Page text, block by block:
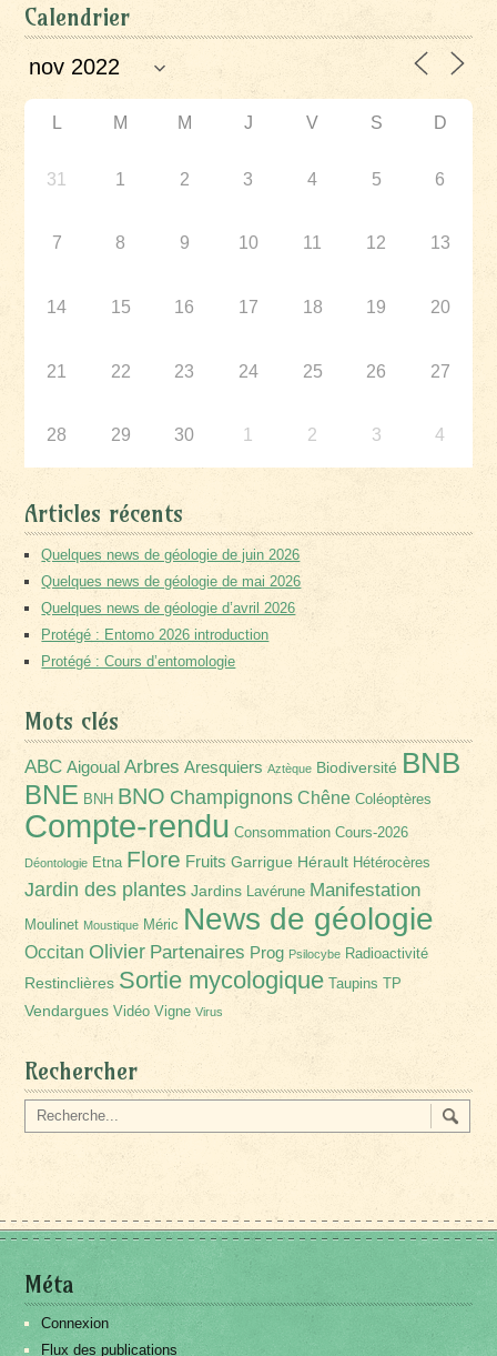
Calendrier
L M M J V S D
31 1 2 3 4 5 6
7 8 9 10 11 12 13
14 15 16 17 18 19 20
21 22 23 24 25 26 27
28 29 30 1 2 3 4
Articles récents
Quelques news de géologie de juin 2026
Quelques news de géologie de mai 2026
Quelques news de géologie d’avril 2026
Protégé : Entomo 2026 introduction
Protégé : Cours d’entomologie
Mots clés
ABC Aigoual Arbres Aresquiers Aztèque Biodiversité BNB
BNE BNH BNO Champignons Chêne Coléoptères
Compte-rendu Consommation Cours-2026
Déontologie Etna Flore Fruits Garrigue Hérault Hétérocères
Jardin des plantes Jardins Lavérune Manifestation
Moulinet Moustique Méric News de géologie
Occitan Olivier Partenaires Prog Psilocybe Radioactivité
Restinclières Sortie mycologique Taupins TP
Vendargues Vidéo Vigne Virus
Rechercher
Méta
Connexion
Flux des publications